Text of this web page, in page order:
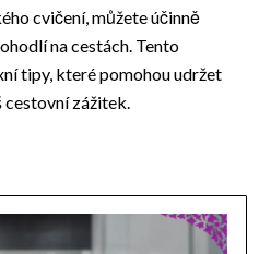
cvičení, můžete účinně
na cestách. Tento
tipy, které pomohou udržet
cestovní zážitek.